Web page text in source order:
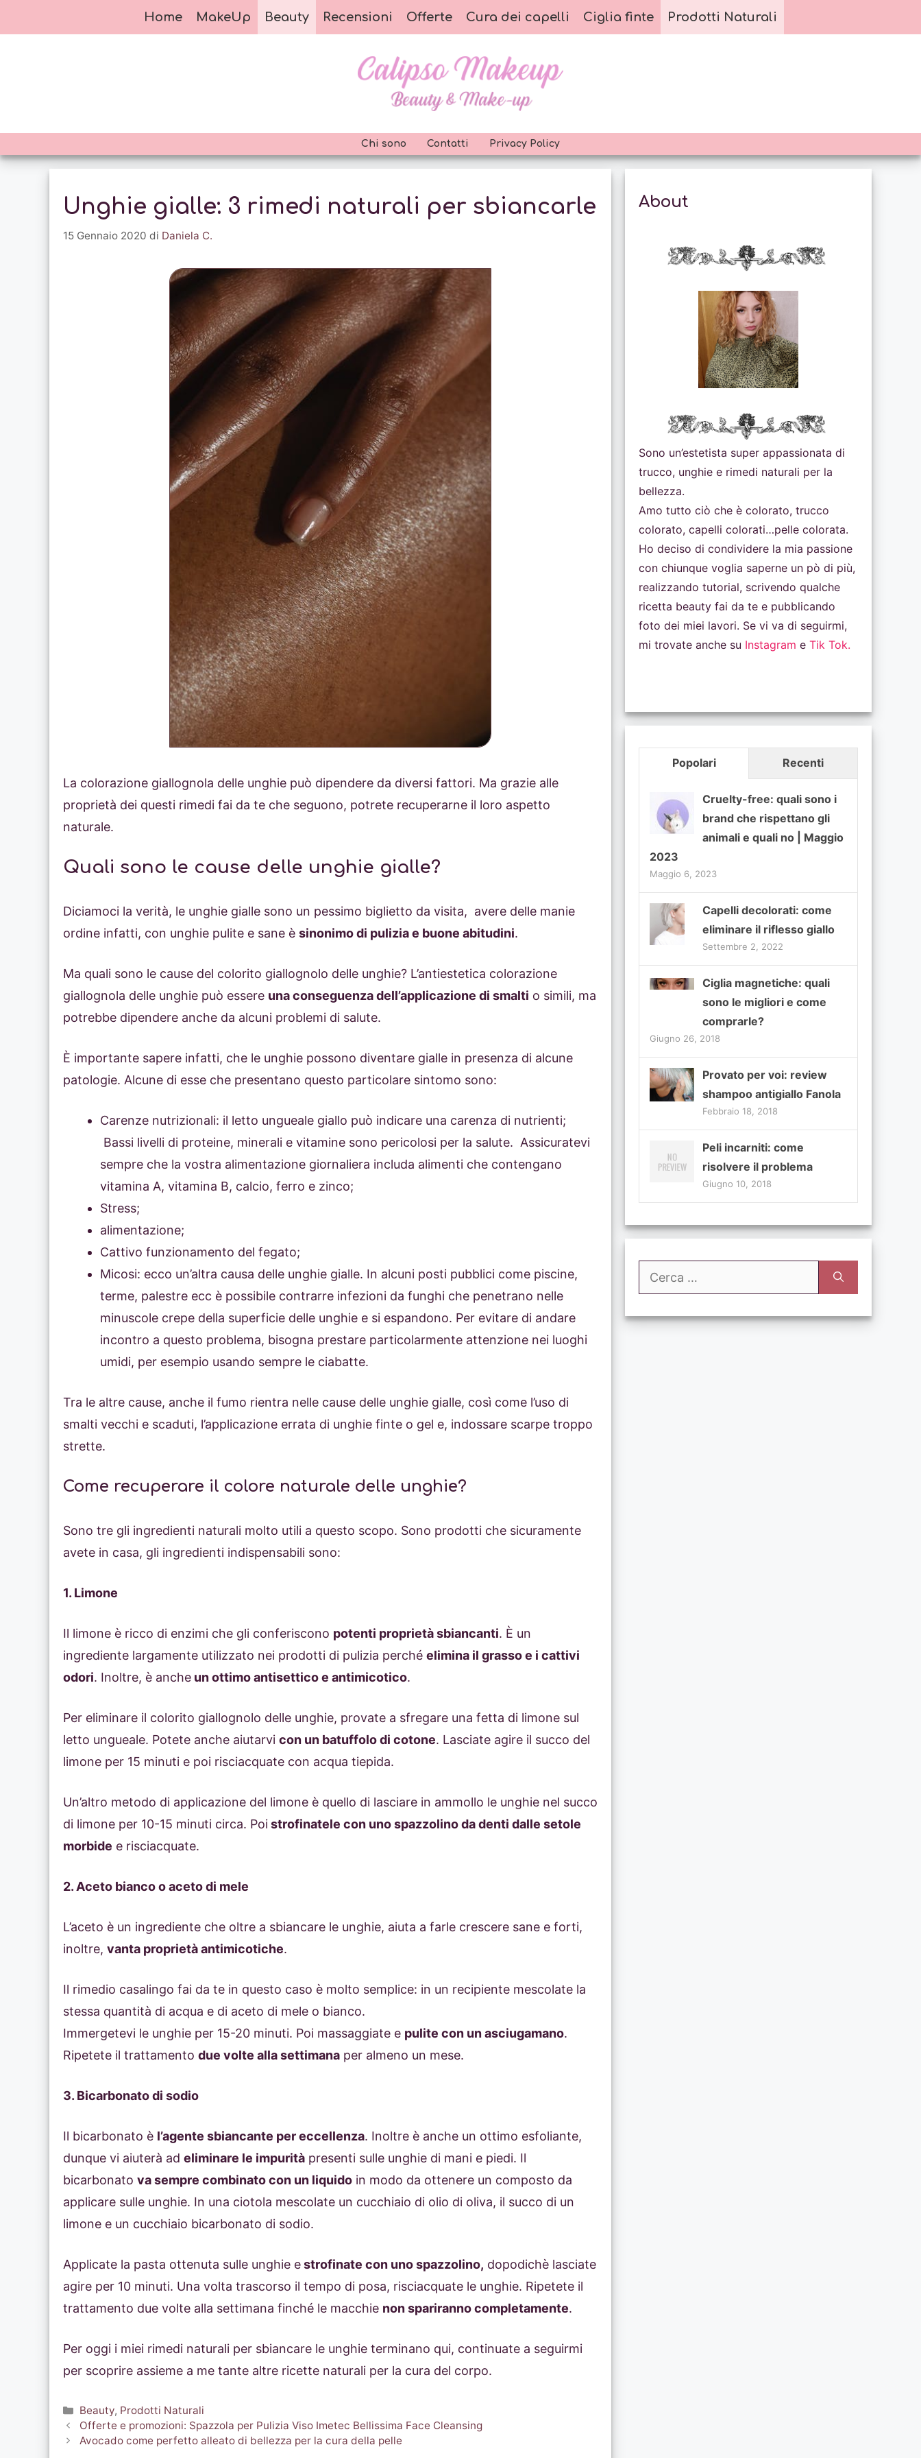
al
Home MakeUp Beauty Recensioni Offerte Cura dei capelli Ciglia finte Prodotti Naturali
Chi sono Contatti Privacy Policy
Unghie gialle: 3 rimedi naturali per sbiancarle
15 Gennaio 2020 di Daniela C.
La colorazione giallognola delle unghie può dipendere da diversi fattori. Ma grazie alle
proprietà dei questi rimedi fai da te che seguono, potrete recuperarne il loro aspetto
naturale.
Quali sono le cause delle unghie gialle?
Diciamoci la verità, le unghie gialle sono un pessimo biglietto da visita, avere delle manie
ordine infatti, con unghie pulite e sane è sinonimo di pulizia e buone abitudini.
Ma quali sono le cause del colorito giallognolo delle unghie? L’antiestetica colorazione
giallognola delle unghie può essere una conseguenza dell’applicazione di smalti o simili, ma
potrebbe dipendere anche da alcuni problemi di salute.
È importante sapere infatti, che le unghie possono diventare gialle in presenza di alcune
patologie. Alcune di esse che presentano questo particolare sintomo sono:
Carenze nutrizionali: il letto ungueale giallo può indicare una carenza di nutrienti;
Bassi livelli di proteine, minerali e vitamine sono pericolosi per la salute. Assicuratevi
sempre che la vostra alimentazione giornaliera includa alimenti che contengano
vitamina A, vitamina B, calcio, ferro e zinco;
Stress;
alimentazione;
Cattivo funzionamento del fegato;
Micosi: ecco un’altra causa delle unghie gialle. In alcuni posti pubblici come piscine,
terme, palestre ecc è possibile contrarre infezioni da funghi che penetrano nelle
minuscole crepe della superficie delle unghie e si espandono. Per evitare di andare
incontro a questo problema, bisogna prestare particolarmente attenzione nei luoghi
umidi, per esempio usando sempre le ciabatte.
Tra le altre cause, anche il fumo rientra nelle cause delle unghie gialle, così come l’uso di
smalti vecchi e scaduti, l’applicazione errata di unghie finte o gel e, indossare scarpe troppo
strette.
Come recuperare il colore naturale delle unghie?
Sono tre gli ingredienti naturali molto utili a questo scopo. Sono prodotti che sicuramente
avete in casa, gli ingredienti indispensabili sono:
1. Limone
Il limone è ricco di enzimi che gli conferiscono potenti proprietà sbiancanti. È un
ingrediente largamente utilizzato nei prodotti di pulizia perché elimina il grasso e i cattivi
odori. Inoltre, è anche un ottimo antisettico e antimicotico.
Per eliminare il colorito giallognolo delle unghie, provate a sfregare una fetta di limone sul
letto ungueale. Potete anche aiutarvi con un batuffolo di cotone. Lasciate agire il succo del
limone per 15 minuti e poi risciacquate con acqua tiepida.
Un’altro metodo di applicazione del limone è quello di lasciare in ammollo le unghie nel succo
di limone per 10-15 minuti circa. Poistrofinatele con uno spazzolino da denti dalle setole
morbide e risciacquate.
2. Aceto bianco o aceto di mele
L’aceto è un ingrediente che oltre a sbiancare le unghie, aiuta a farle crescere sane e forti,
inoltre, vanta proprietà antimicotiche.
Il rimedio casalingo fai da te in questo caso è molto semplice: in un recipiente mescolate la
stessa quantità di acqua e di aceto di mele o bianco.
Immergetevi le unghie per 15-20 minuti. Poi massaggiate e pulite con un asciugamano.
Ripetete il trattamento due volte alla settimana per almeno un mese.
3. Bicarbonato di sodio
Il bicarbonato è l’agente sbiancante per eccellenza. Inoltre è anche un ottimo esfoliante,
dunque vi aiuterà ad eliminare le impurità presenti sulle unghie di mani e piedi. Il
bicarbonato va sempre combinato con un liquido in modo da ottenere un composto da
applicare sulle unghie. In una ciotola mescolate un cucchiaio di olio di oliva, il succo di un
limone e un cucchiaio bicarbonato di sodio.
Applicate la pasta ottenuta sulle unghie estrofinate con uno spazzolino, dopodichè lasciate
agire per 10 minuti. Una volta trascorso il tempo di posa, risciacquate le unghie. Ripetete il
trattamento due volte alla settimana finché le macchie non spariranno completamente.
Per oggi i miei rimedi naturali per sbiancare le unghie terminano qui, continuate a seguirmi
per scoprire assieme a me tante altre ricette naturali per la cura del corpo.
Categorie
Beauty, Prodotti Naturali
Offerte e promozioni: Spazzola per Pulizia Viso Imetec Bellissima Face Cleansing
Avocado come perfetto alleato di bellezza per la cura della pelle
About
Sono un’estetista super appassionata di
trucco, unghie e rimedi naturali per la
bellezza.
Amo tutto ciò che è colorato, trucco
colorato, capelli colorati…pelle colorata.
Ho deciso di condividere la mia passione
con chiunque voglia saperne un pò di più,
realizzando tutorial, scrivendo qualche
ricetta beauty fai da te e pubblicando
foto dei miei lavori. Se vi va di seguirmi,
mi trovate anche su Instagram e Tik Tok.
Popolari Recenti
Cruelty-free: quali sono i
brand che rispettano gli
animali e quali no | Maggio
2023
Maggio 6, 2023
Capelli decolorati: come
eliminare il riflesso giallo
Settembre 2, 2022
Ciglia magnetiche: quali
sono le migliori e come
comprarle?
Giugno 26, 2018
Provato per voi: review
shampoo antigiallo Fanola
Febbraio 18, 2018
Peli incarniti: come
risolvere il problema
Giugno 10, 2018
Ricerca